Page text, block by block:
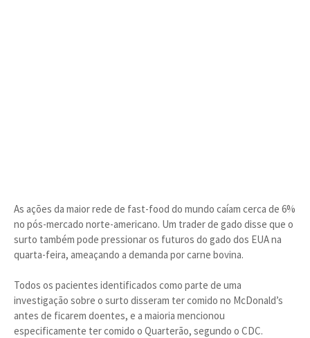
As ações da maior rede de fast-food do mundo caíam cerca de 6%
no pós-mercado norte-americano. Um trader de gado disse que o
surto também pode pressionar os futuros do gado dos EUA na
quarta-feira, ameaçando a demanda por carne bovina.
Todos os pacientes identificados como parte de uma
investigação sobre o surto disseram ter comido no McDonald’s
antes de ficarem doentes, e a maioria mencionou
especificamente ter comido o Quarterão, segundo o CDC.